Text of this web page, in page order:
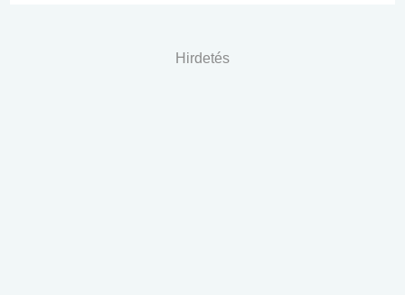
Hirdetés